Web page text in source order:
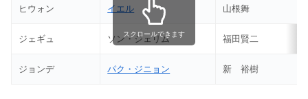
ヒウォン イエル 山根舞
ジェギュ ソン・ジェリム 福田賢二
ジョンデ パク・ジニョン 新 裕樹
スクロールできます